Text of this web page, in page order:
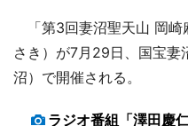
「第3回妻沼聖天山 岡崎
さき）が7月29日、国宝妻
沼）で開催される。
ラジオ番組「澤田慶